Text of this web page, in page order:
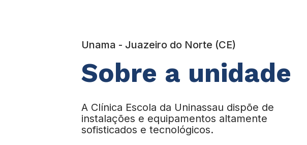
Unama - Juazeiro do Norte (CE)
Sobre a unidade
A Clínica Escola da Uninassau dispõe de
instalações e equipamentos altamente
sofisticados e tecnológicos.